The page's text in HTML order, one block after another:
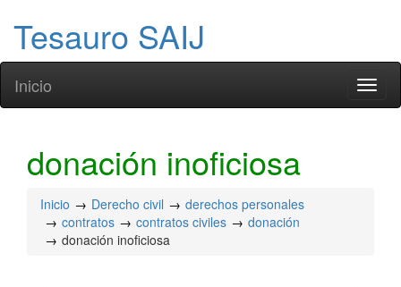
Tesauro SAIJ
Inicio
donación inoficiosa
Inicio Derecho civil
derechos personales
contratos
contratos civiles
donación
donación inoficiosa